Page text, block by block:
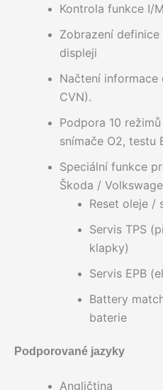
Kontrola funkce I/
Zobrazení
displeji
Načtení informace
CVN).
Podpora 10
snímače O2, testu
Speciální funkce
Škoda /
Reset oleje /
Servis TPS
klapky)
Servis EPB
Battery
baterie
Podporované jazyky
Angličtina